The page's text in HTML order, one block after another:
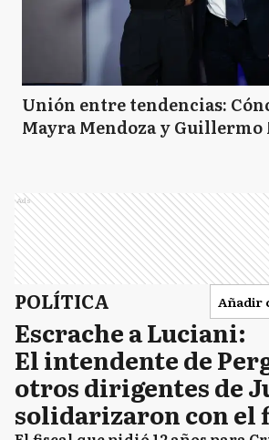
Unión entre tendencias:
Mayra Mendoza y Guillermo
Ads
POLÍTICA Añadir
Escrache a Luciani:
El intendente de
otros dirigentes de
solidarizaron con el